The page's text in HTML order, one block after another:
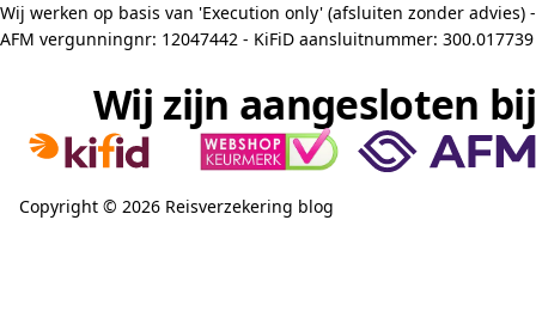
Wij werken op basis van 'Execution only' (afsluiten zonder advies) -
AFM vergunningnr: 12047442 - KiFiD aansluitnummer: 300.017739
Wij zijn aangesloten bij
Copyright © 2026 Reisverzekering blog